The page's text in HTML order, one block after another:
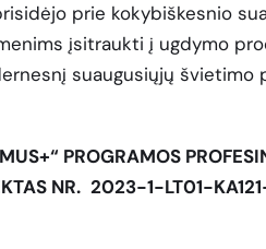
prie kokybiškesnio
įsitraukti į ugdymo
suaugusiųjų švietimo
PROGRAMOS
NR. 2023-1-LT01-